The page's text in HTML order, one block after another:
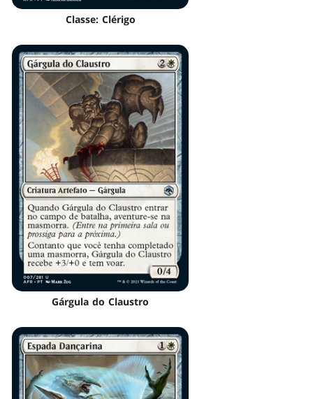
Classe: Clérigo
Gárgula do Claustro